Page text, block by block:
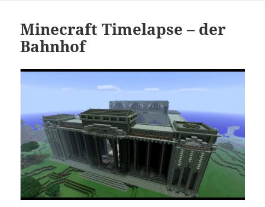
Minecraft Timelapse – der
Bahnhof